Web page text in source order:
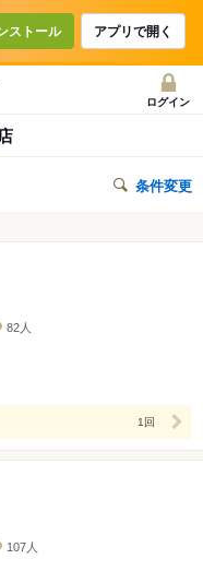
ストール アプリで開く
ログイン
条件変更
82人
1回
107人